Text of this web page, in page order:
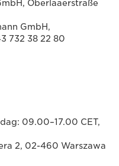
Oberlaaerstraße
GmbH,
732 38 22 80
09.00–17.00 CET,
2, 02-460 Warszawa